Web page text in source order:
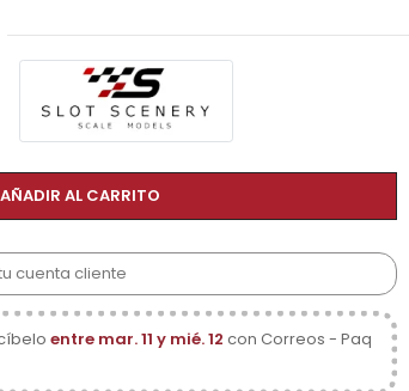
AÑADIR AL CARRITO
cuenta cliente
entre mar. 11 y mié. 12 con Correos - Paq